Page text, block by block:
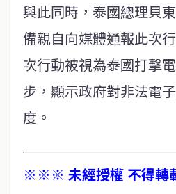
與此同時，泰國總理貝
備親自向媒體通報此次
次行動被視為泰國打擊
步，顯示政府對非法電
度。
※※※ 未經授權 不得